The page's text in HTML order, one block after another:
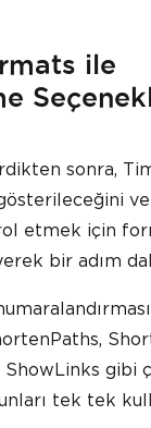
ile
sonra,
ve
etmek için
bir adım
gibi
tek tek